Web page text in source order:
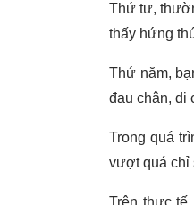
Thứ tư,
thấy hứng
Thứ năm,
đau chân, di
Trong quá
vượt quá chỉ
Trên thực